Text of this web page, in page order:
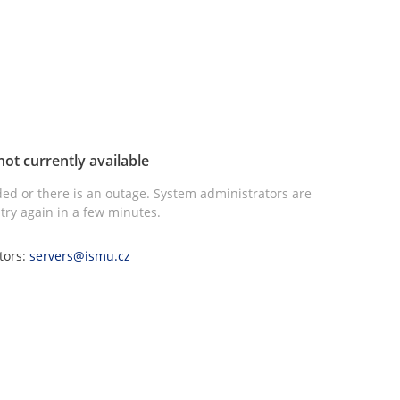
currently available
or there is an outage. System administrators are
again in a few minutes.
servers@ismu.cz